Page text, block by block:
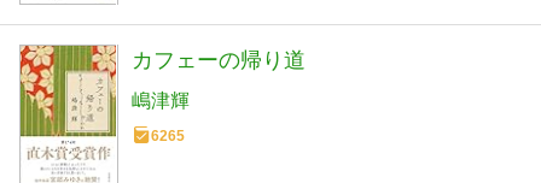
カフェーの帰り道
嶋津輝
6265